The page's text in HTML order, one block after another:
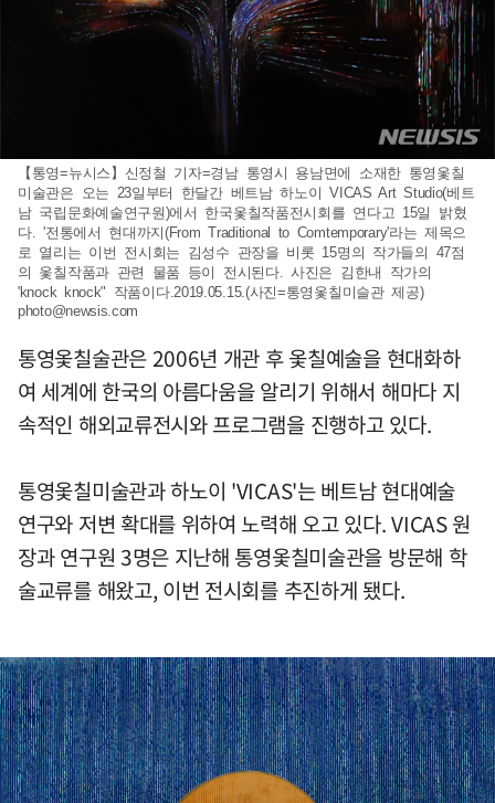
【통영=뉴시스】신정철 기자=경남 통영시 용남면에 소재한 통영옻칠
미술관은 오는 23일부터 한달간 베트남 하노이 VICAS Art Studio(베트
남 국립문화예술연구원)에서 한국옻칠작품전시회를 연다고 15일 밝혔
다. '전통에서 현대까지(From Traditional to Comtemporary'라는 제목으
로 열리는 이번 전시회는 김성수 관장을 비롯 15명의 작가들의 47점
의 옻칠작품과 관련 물품 등이 전시된다. 사진은 김한내 작가의
'knock knock" 작품이다.2019.05.15.(사진=통영옻칠미슬관 제공)
photo@newsis.com
통영옻칠술관은 2006년 개관 후 옻칠예술을 현대화하
여 세계에 한국의 아름다움을 알리기 위해서 해마다 지
속적인 해외교류전시와 프로그램을 진행하고 있다.
통영옻칠미술관과 하노이 'VICAS'는 베트남 현대예술
연구와 저변 확대를 위하여 노력해 오고 있다. VICAS 원
장과 연구원 3명은 지난해 통영옻칠미술관을 방문해 학
술교류를 해왔고, 이번 전시회를 추진하게 됐다.